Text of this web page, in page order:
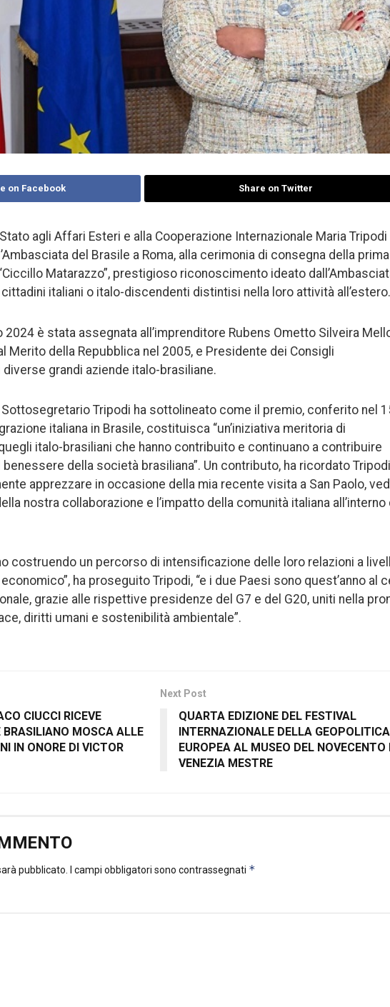
on Facebook Share on Twitter
agli Affari Esteri e alla Cooperazione Internazionale Maria Tripodi
del Brasile a Roma, alla cerimonia di consegna della prima
Matarazzo”, prestigioso riconoscimento ideato
italiani o italo-discendenti distintisi nella loro attività all’estero.
2024 è stata assegnata all’imprenditore Rubens Ometto Silveira
Merito della Repubblica nel 2005, e Presidente dei Consigli
diverse grandi aziende italo-brasiliane.
Tripodi ha sottolineato come il premio, conferito nel
italiana in Brasile, costituisca “un’iniziativa meritoria di
italo-brasiliani che hanno contribuito e continuano a contribuire
della società brasiliana”. Un contributo, ha ricordato
apprezzare in occasione della mia recente visita a San Paolo,
nostra collaborazione e l’impatto della comunità italiana all’interno
costruendo un percorso di intensificazione delle loro relazioni a
ha proseguito Tripodi, “e i due Paesi sono quest’anno al
grazie alle rispettive presidenze del G7 e del G20, uniti nella
diritti umani e sostenibilità ambientale”.
CIUCCI RICEVE
BRASILIANO MOSCA ALLE
IN ONORE DI VICTOR
Next Post
QUARTA EDIZIONE DEL FESTIVAL
INTERNAZIONALE DELLA GEOPOLITICA
EUROPEA AL MUSEO DEL NOVECENTO
VENEZIA MESTRE
pubblicato. I campi obbligatori sono contrassegnati *